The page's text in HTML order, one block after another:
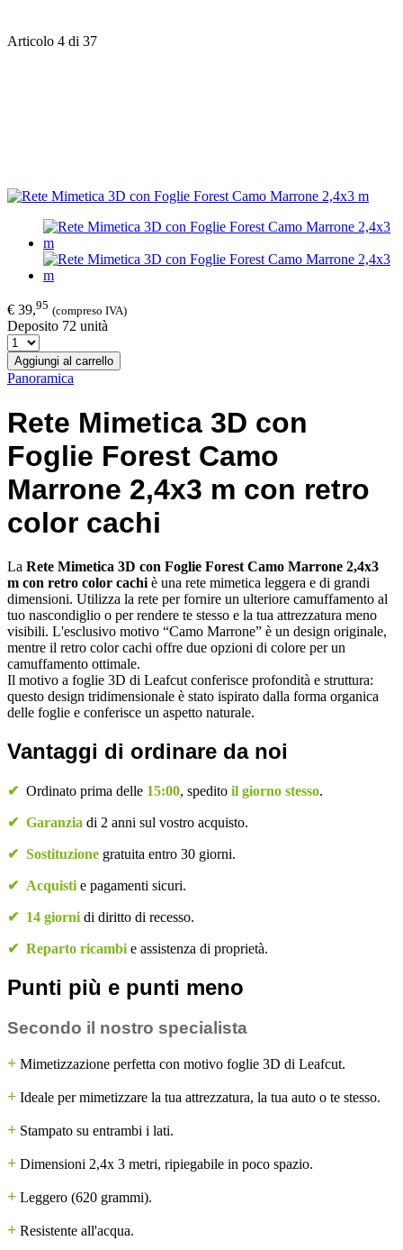
Articolo 4 di 37
€ 39,95 (compreso IVA)
Deposito 72 unità
Aggiungi al carrello
Panoramica
Rete Mimetica 3D con
Foglie Forest Camo
Marrone 2,4x3 m con retro
color cachi
La Rete Mimetica 3D con Foglie Forest Camo Marrone 2,4x3
m con retro color cachi è una rete mimetica leggera e di grandi
dimensioni. Utilizza la rete per fornire un ulteriore camuffamento al
tuo nascondiglio o per rendere te stesso e la tua attrezzatura meno
visibili. L'esclusivo motivo “Camo Marrone” è un design originale,
mentre il retro color cachi offre due opzioni di colore per un
camuffamento ottimale.
Il motivo a foglie 3D di Leafcut conferisce profondità e struttura:
questo design tridimensionale è stato ispirato dalla forma organica
delle foglie e conferisce un aspetto naturale.
Vantaggi di ordinare da noi
✔ Ordinato prima delle 15:00, spedito il giorno stesso.
✔ Garanzia di 2 anni sul vostro acquisto.
✔ Sostituzione gratuita entro 30 giorni.
✔ Acquisti e pagamenti sicuri.
✔ 14 giorni di diritto di recesso.
✔ Reparto ricambi e assistenza di proprietà.
Punti più e punti meno
Secondo il nostro specialista
+ Mimetizzazione perfetta con motivo foglie 3D di Leafcut.
+ Ideale per mimetizzare la tua attrezzatura, la tua auto o te stesso.
+ Stampato su entrambi i lati.
+ Dimensioni 2,4x 3 metri, ripiegabile in poco spazio.
+ Leggero (620 grammi).
+ Resistente all'acqua.